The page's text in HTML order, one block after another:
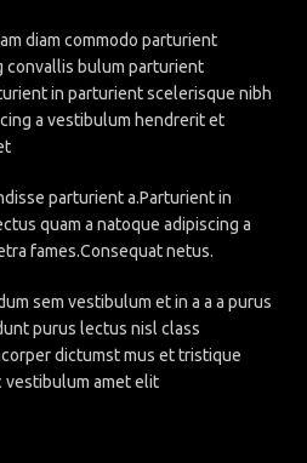
diam commodo parturient
convallis bulum parturient
in parturient scelerisque nibh
a vestibulum hendrerit et
parturient a.Parturient in
quam a natoque adipiscing a
fames.Consequat netus.
sem vestibulum et in a a a purus
purus lectus nisl class
dictumst mus et tristique
vestibulum amet elit